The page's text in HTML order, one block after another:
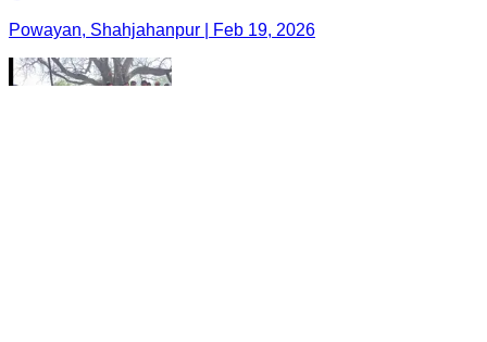
Powayan, Shahjahanpur | Feb 19, 2026